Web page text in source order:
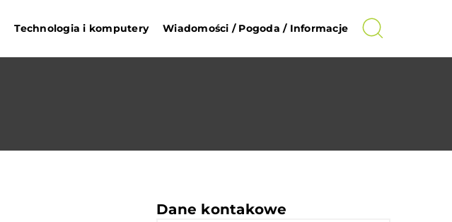
Technologia i komputery Wiadomości / Pogoda / Informacje
Dane kontakowe